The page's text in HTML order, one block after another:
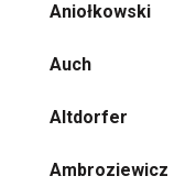
Aniołkowski
Auch
Altdorfer
Ambroziewicz